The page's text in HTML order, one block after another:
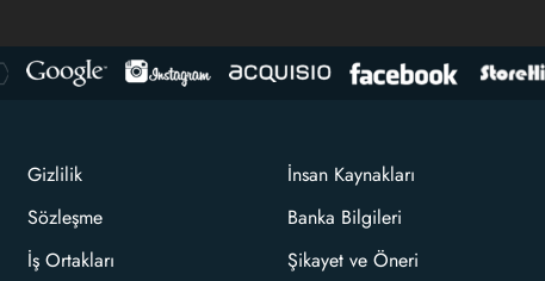
Gizlilik
Sözleşme
İş Ortakları
İnsan Kaynakları
Banka Bilgileri
Şikayet ve Öneri